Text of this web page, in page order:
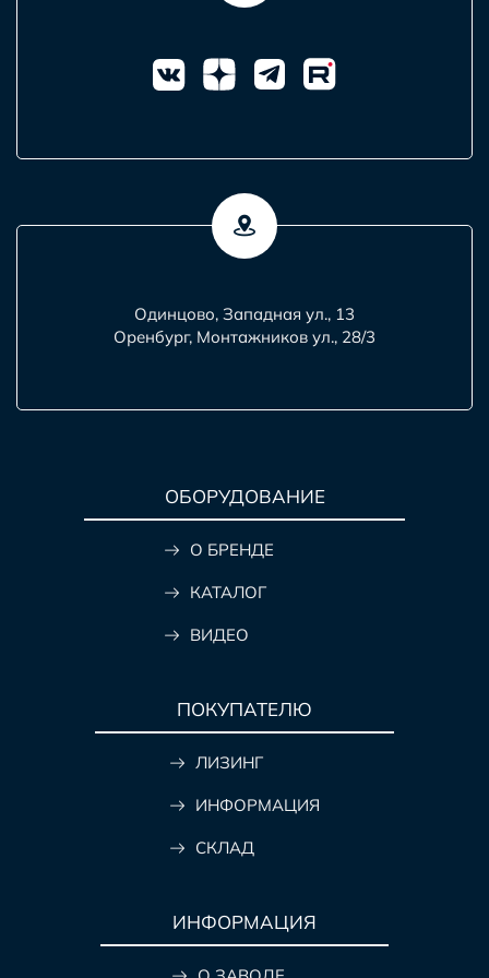
Одинцово, Западная ул., 13
Оренбург, Монтажников ул., 28/3
ОБОРУДОВАНИЕ
О БРЕНДЕ
КАТАЛОГ
ВИДЕО
ПОКУПАТЕЛЮ
ЛИЗИНГ
ИНФОРМАЦИЯ
СКЛАД
ИНФОРМАЦИЯ